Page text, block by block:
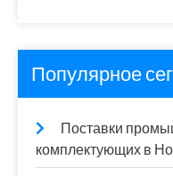
Популярное
Поставки
комплектующих в